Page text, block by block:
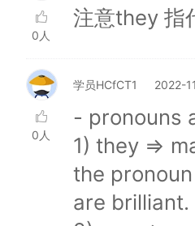
0人
注意they 指
0人
学员HCfCT1 2022-
- pronouns
1) they =>
the
are brilliant.